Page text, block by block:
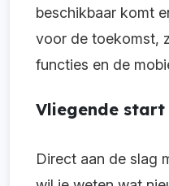
beschikbaar komt
voor de toekomst,
functies en de
Vliegende
Direct aan de slag